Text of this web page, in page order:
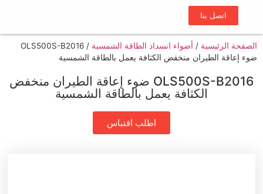
اتصل بنا
الصفحة الرئيسية / أضواء انسداد الطاقة الشمسية /
OLS500S-B2016
ضوء إعاقة الطيران منخفض الكثافة يعمل بالطاقة الشمسية
OLS500S-B2016 ضوء إعاقة الطيران منخفض
الكثافة يعمل بالطاقة الشمسية
اطلب اقتباس